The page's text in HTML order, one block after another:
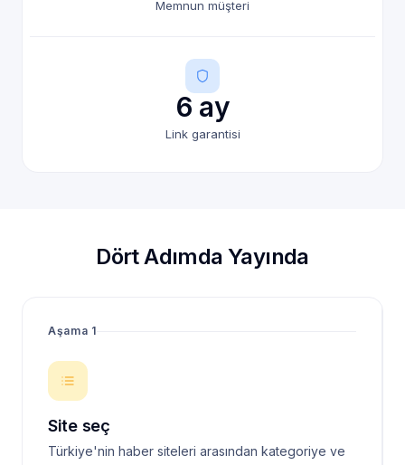
Memnun müşteri
6 ay
Link garantisi
Dört Adımda Yayında
Aşama 1
Site seç
Türkiye'nin haber siteleri arasından kategoriye ve